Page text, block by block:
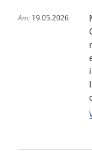
Am: 19.05.2026